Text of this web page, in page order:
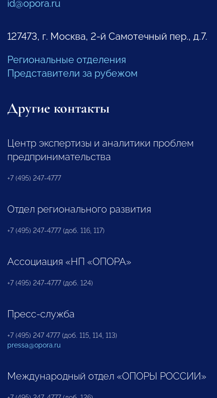
id@opora.ru
127473, г. Москва, 2-й Самотечный пер., д.7.
Региональные отделения
Представители за рубежом
Другие контакты
Центр экспертизы и аналитики проблем
предпринимательства
+7 (495) 247-4777
Отдел регионального развития
+7 (495) 247-4777 (доб. 116, 117)
Ассоциация «НП «ОПОРА»
+7 (495) 247-4777 (доб. 124)
Пресс-служба
+7 (495) 247 4777 (доб. 115, 114, 113)
pressa@opora.ru
Международный отдел «ОПОРЫ РОССИИ»